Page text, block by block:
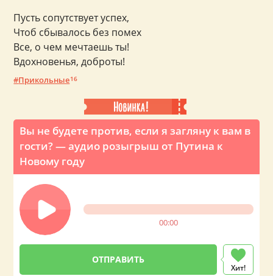
Вы не будете против, если я загляну к вам в
гости? — аудио розыгрыш от Путина к
Новому году
00:00
Хит!
Пусть сопутствует успех,
Чтоб сбывалось без помех
Все, о чем мечтаешь ты!
Вдохновенья, доброты!
Прикольные16